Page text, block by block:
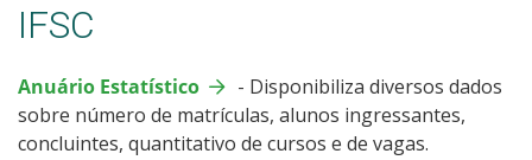
25- Atos normativos
26 - Ensino Superior
27 - Disposição cronológica de pagamentos
IFSC
Anuário Estatístico
- Disponibiliza diversos dados
sobre número de matrículas, alunos ingressantes,
concluintes, quantitativo de cursos e de vagas.